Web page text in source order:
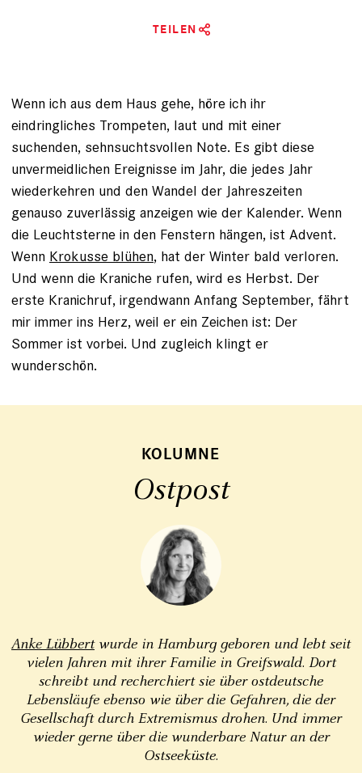
TEILEN
Wenn ich aus dem Haus gehe, höre ich ihr
eindringliches Trompeten, laut und mit einer
suchenden, sehnsuchtsvollen Note. Es gibt diese
unvermeidlichen Ereignisse im Jahr, die jedes Jahr
wiederkehren und den Wandel der Jahreszeiten
genauso zuverlässig anzeigen wie der Kalender. Wenn
die Leuchtsterne in den Fenstern hängen, ist Advent.
Wenn Krokusse blühen, hat der Winter bald verloren.
Und wenn die Kraniche rufen, wird es Herbst. Der
erste Kranichruf, irgendwann Anfang September, fährt
mir immer ins Herz, weil er ein Zeichen ist: Der
Sommer ist vorbei. Und zugleich klingt er
wunderschön.
KOLUMNE
Ostpost
Anke Lübbertwurde in Hamburg geboren und lebt seit
vielen Jahren mit ihrer Familie in Greifswald. Dort
schreibt und recherchiert sie über ostdeutsche
Lebensläufe ebenso wie über die Gefahren, die der
Gesellschaft durch Extremismus drohen. Und immer
wieder gerne über die wunderbare Natur an der
Ostseeküste.